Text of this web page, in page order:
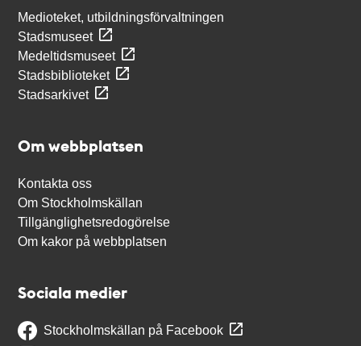
Medioteket, utbildningsförvaltningen
Stadsmuseet
Medeltidsmuseet
Stadsbiblioteket
Stadsarkivet
Om webbplatsen
Kontakta oss
Om Stockholmskällan
Tillgänglighetsredogörelse
Om kakor på webbplatsen
Sociala medier
Stockholmskällan på Facebook